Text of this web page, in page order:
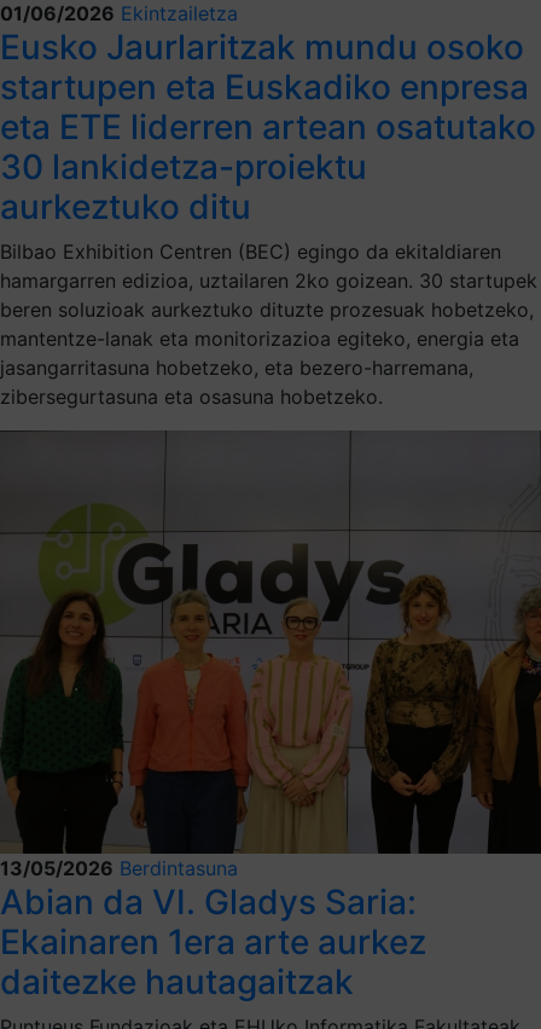
01/06/2026 Ekintzailetza
Eusko Jaurlaritzak mundu osoko
startupen eta Euskadiko enpresa
eta ETE liderren artean osatutako
30 lankidetza-proiektu
aurkeztuko ditu
Bilbao Exhibition Centren (BEC) egingo da ekitaldiaren
hamargarren edizioa, uztailaren 2ko goizean. 30 startupek
beren soluzioak aurkeztuko dituzte prozesuak hobetzeko,
mantentze-lanak eta monitorizazioa egiteko, energia eta
jasangarritasuna hobetzeko, eta bezero-harremana,
zibersegurtasuna eta osasuna hobetzeko.
13/05/2026 Berdintasuna
Abian da VI. Gladys Saria:
Ekainaren 1era arte aurkez
daitezke hautagaitzak